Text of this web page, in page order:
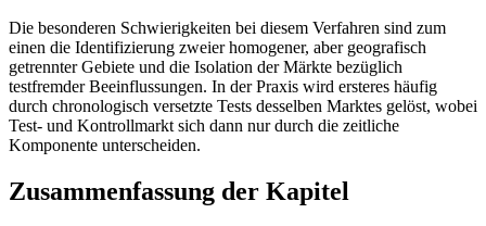
Die besonderen Schwierigkeiten bei diesem Verfahren sind zum
einen die Identifizierung zweier homogener, aber geografisch
getrennter Gebiete und die Isolation der Märkte bezüglich
testfremder Beeinflussungen. In der Praxis wird ersteres häufig
durch chronologisch versetzte Tests desselben Marktes gelöst, wobei
Test- und Kontrollmarkt sich dann nur durch die zeitliche
Komponente unterscheiden.
Zusammenfassung der Kapitel